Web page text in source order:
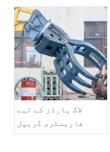
لاگ یارڈز کے لیے
فاریسٹری گریپل
سلیکشن